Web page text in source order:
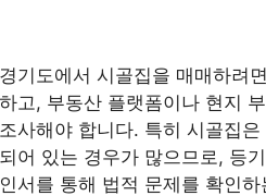
경기도에서 시골집을 매매하려
하고, 부동산 플랫폼이나 현지
조사해야 합니다. 특히 시골집
되어 있는 경우가 많으므로, 등
인서를 통해 법적 문제를 확인